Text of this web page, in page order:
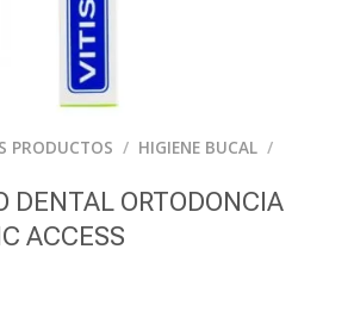
PRODUCTOS / HIGIENE BUCAL /
DENTAL ORTODONCIA
ACCESS